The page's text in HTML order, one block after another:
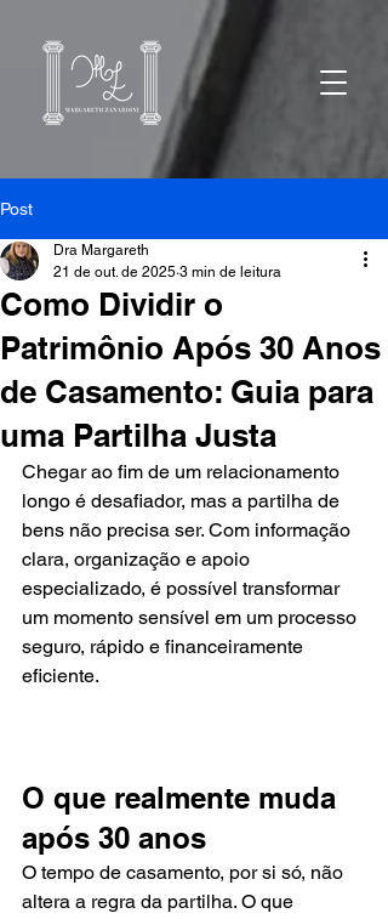
Post
Como Dividir o
Patrimônio Após 30 Anos
de Casamento: Guia para
uma Partilha Justa
Dra Margareth
21 de out. de 2025 3 min de leitura
Chegar ao fim de um relacionamento
longo é desafiador, mas a partilha de
bens não precisa ser. Com informação
clara, organização e apoio
especializado, é possível transformar
um momento sensível em um processo
seguro, rápido e financeiramente
eficiente.
O que realmente muda
após 30 anos
O tempo de casamento, por si só, não
altera a regra da partilha. O que